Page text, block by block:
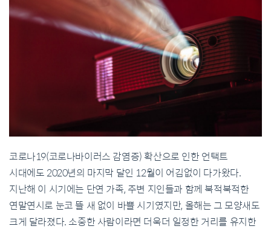
코로나19(코로나바이러스 감염증) 확산으로 인한 언택트
시대에도 2020년의 마지막 달인 12월이 어김없이 다가왔다.
지난해 이 시기에는 단연 가족, 주변 지인들과 함께 북적북적한
연말연시로 눈코 뜰 새 없이 바쁠 시기였지만, 올해는 그 모양새도
크게 달라졌다. 소중한 사람이라면 더욱더 일정한 거리를 유지한